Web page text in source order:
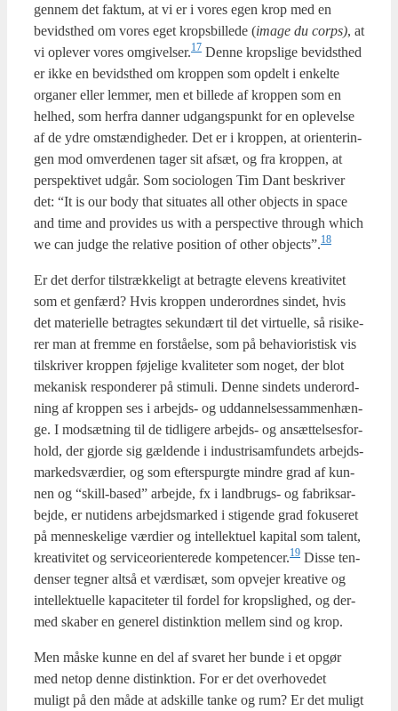
gen­nem det fak­tum, at vi er i vores egen krop med en
bevidst­hed om vores eget kro­ps­bil­le­de (ima­ge du cor­ps), at
vi ople­ver vores omgivelser.17 Den­ne krops­li­ge bevidst­hed
er ikke en bevidst­hed om krop­pen som opdelt i enkel­te
orga­ner eller lem­mer, men et bil­le­de af krop­pen som en
hel­hed, som her­fra dan­ner udgangs­punkt for en ople­vel­se
af de ydre omstæn­dig­he­der. Det er i krop­pen, at ori­en­te­rin­
gen mod omver­de­nen tager sit afsæt, og fra krop­pen, at
per­spek­ti­vet udgår. Som socio­lo­gen Tim Dant beskri­ver
det: “It is our body that situ­a­tes all other objects in spa­ce
and time and provi­des us with a per­specti­ve through which
we can jud­ge the rela­ti­ve posi­tion of other objects”.18
Er det der­for til­stræk­ke­ligt at betrag­te ele­vens kre­a­ti­vi­tet
som et gen­færd? Hvis krop­pen under­ord­nes sin­det, hvis
det mate­ri­el­le betrag­tes sekun­dært til det vir­tu­el­le, så risi­ke­
rer man at frem­me en for­stå­el­se, som på behavi­o­ri­stisk vis
til­skri­ver krop­pen føje­li­ge kva­li­te­ter som noget, der blot
meka­nisk respon­de­rer på sti­mu­li. Den­ne sin­dets under­ord­
ning af krop­pen ses i arbejds- og uddan­nel­ses­sam­men­hæn­
ge. I mod­sæt­ning til de tid­li­ge­re arbejds- og ansæt­tel­ses­for­
hold, der gjor­de sig gæl­den­de i indu­stri­sam­fun­dets arbejds­
mar­keds­vær­di­er, og som efter­s­purg­te min­dre grad af kun­
nen og “skill-based” arbej­de, fx i land­brugs- og fabriks­ar­
bej­de, er nuti­dens arbejds­mar­ked i sti­gen­de grad foku­se­ret
på men­ne­ske­li­ge vær­di­er og intel­lek­tu­el kapi­tal som talent,
kre­a­ti­vi­tet og ser­vi­ce­o­ri­en­te­re­de kompetencer.19 Dis­se ten­
den­ser teg­ner alt­så et vær­di­sæt, som opve­jer kre­a­ti­ve og
intel­lek­tu­el­le kapa­ci­te­ter til for­del for kro­p­s­lig­hed, og der­
med ska­ber en gene­rel distink­tion mel­lem sind og krop.
Men måske kun­ne en del af sva­ret her bun­de i et opgør
med net­op den­ne distink­tion. For er det over­ho­ve­det
muligt på den måde at adskil­le tan­ke og rum? Er det muligt